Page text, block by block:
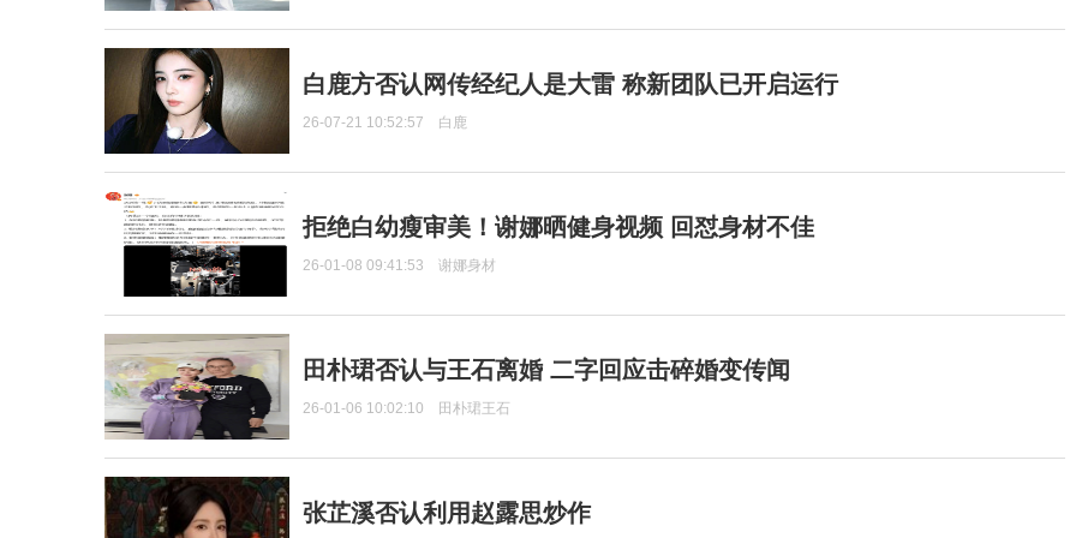
白鹿方否认网传经纪人是大雷 称新团队已开启运行
26-07-21 10:52:57 白鹿
拒绝白幼瘦审美！谢娜晒健身视频 回怼身材不佳
26-01-08 09:41:53 谢娜身材
田朴珺否认与王石离婚 二字回应击碎婚变传闻
26-01-06 10:02:10 田朴珺王石
张芷溪否认利用赵露思炒作